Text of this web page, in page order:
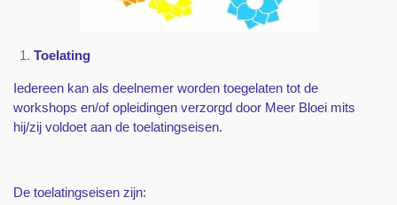
Toelating
Iedereen kan als deelnemer worden toegelaten tot de
workshops en/of opleidingen verzorgd door Meer Bloei mits
hij/zij voldoet aan de toelatingseisen.
De toelatingseisen zijn: